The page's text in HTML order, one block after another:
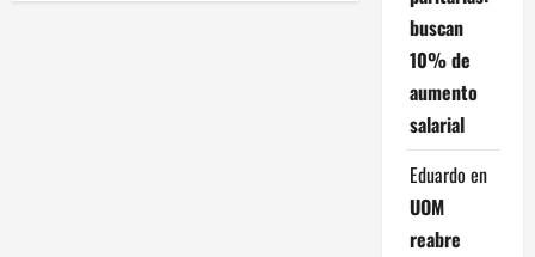
buscan
10% de
aumento
salarial
Eduardo en
UOM
reabre